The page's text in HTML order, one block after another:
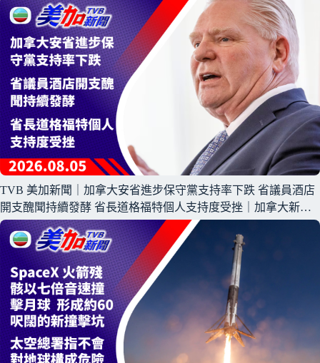
TVB 美加新聞｜加拿大安省進步保守黨支持率下跌 省議員酒店
開支醜聞持續發酵 省長道格福特個人支持度受挫｜加拿大新聞
｜2026 年 8 月 5 日